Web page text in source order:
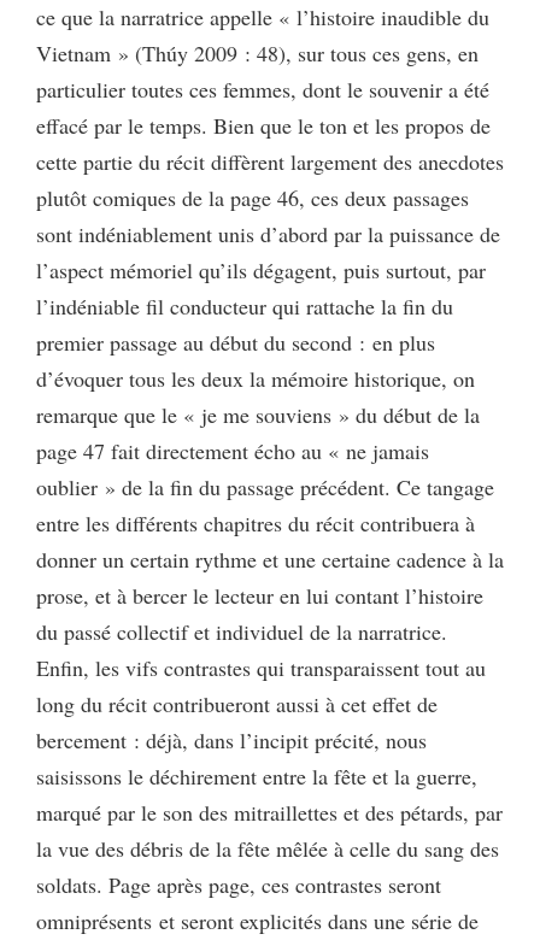
ce que la narratrice appelle « l’histoire inaudible du
Vietnam » (Thúy 2009 : 48), sur tous ces gens, en
particulier toutes ces femmes, dont le souvenir a été
effacé par le temps. Bien que le ton et les propos de
cette partie du récit diffèrent largement des anecdotes
plutôt comiques de la page 46, ces deux passages
sont indéniablement unis d’abord par la puissance de
l’aspect mémoriel qu’ils dégagent, puis surtout, par
l’indéniable fil conducteur qui rattache la fin du
premier passage au début du second : en plus
d’évoquer tous les deux la mémoire historique, on
remarque que le « je me souviens » du début de la
page 47 fait directement écho au « ne jamais
oublier » de la fin du passage précédent. Ce tangage
entre les différents chapitres du récit contribuera à
donner un certain rythme et une certaine cadence à la
prose, et à bercer le lecteur en lui contant l’histoire
du passé collectif et individuel de la narratrice.
Enfin, les vifs contrastes qui transparaissent tout au
long du récit contribueront aussi à cet effet de
bercement : déjà, dans l’incipit précité, nous
saisissons le déchirement entre la fête et la guerre,
marqué par le son des mitraillettes et des pétards, par
la vue des débris de la fête mêlée à celle du sang des
soldats. Page après page, ces contrastes seront
omniprésents et seront explicités dans une série de